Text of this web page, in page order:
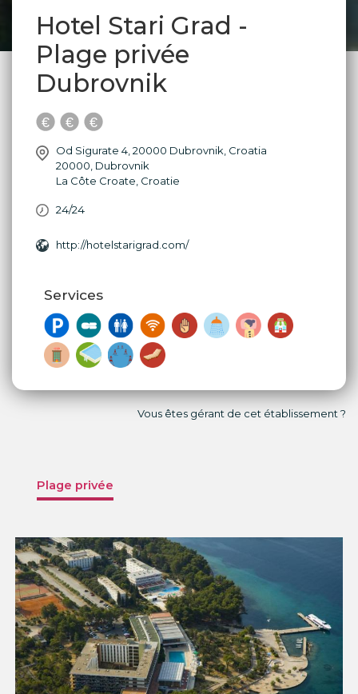
Hotel Stari Grad -
Plage privée
Dubrovnik
Od Sigurate 4, 20000 Dubrovnik, Croatia
20000 Dubrovnik
La Côte Croate Croatie
24/24
http://hotelstarigrad.com/
Services
Vous êtes gérant de cet établissement ?
Plage privée